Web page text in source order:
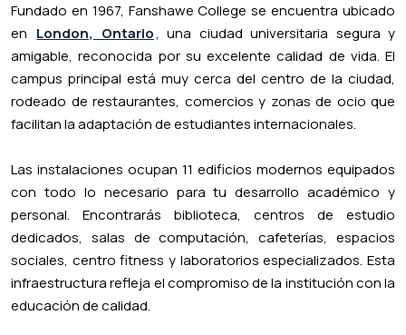
Fundado en 1967, Fanshawe College se encuentra ubicado
en London, Ontario, una ciudad universitaria segura y
amigable, reconocida por su excelente calidad de vida. El
campus principal está muy cerca del centro de la ciudad,
rodeado de restaurantes, comercios y zonas de ocio que
facilitan la adaptación de estudiantes internacionales.
Las instalaciones ocupan 11 edificios modernos equipados
con todo lo necesario para tu desarrollo académico y
personal. Encontrarás biblioteca, centros de estudio
dedicados, salas de computación, cafeterías, espacios
sociales, centro fitness y laboratorios especializados. Esta
infraestructura refleja el compromiso de la institución con la
educación de calidad.